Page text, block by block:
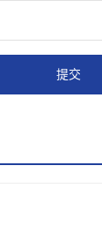
提交